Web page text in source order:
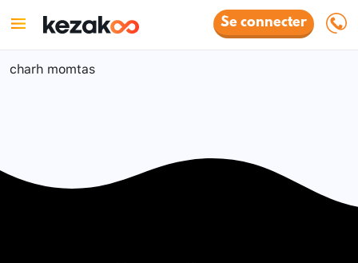
Se connecter
charh momtas